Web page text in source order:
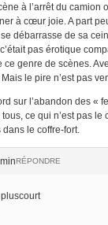
à l’arrêt du camion
à cœur joie. A part
débarrasse de sa
pas érotique
genre de scènes.
le pire n’est pas
sur l’abandon des «
ce qui n’est pas le
le coffre-fort.
RÉPONDRE